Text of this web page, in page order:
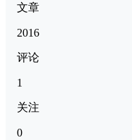
文章
2016
评论
1
关注
0